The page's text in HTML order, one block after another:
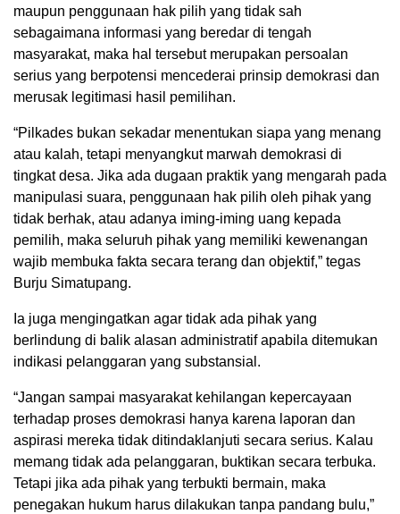
maupun penggunaan hak pilih yang tidak sah
sebagaimana informasi yang beredar di tengah
masyarakat, maka hal tersebut merupakan persoalan
serius yang berpotensi mencederai prinsip demokrasi dan
merusak legitimasi hasil pemilihan.
“Pilkades bukan sekadar menentukan siapa yang menang
atau kalah, tetapi menyangkut marwah demokrasi di
tingkat desa. Jika ada dugaan praktik yang mengarah pada
manipulasi suara, penggunaan hak pilih oleh pihak yang
tidak berhak, atau adanya iming-iming uang kepada
pemilih, maka seluruh pihak yang memiliki kewenangan
wajib membuka fakta secara terang dan objektif,” tegas
Burju Simatupang.
Ia juga mengingatkan agar tidak ada pihak yang
berlindung di balik alasan administratif apabila ditemukan
indikasi pelanggaran yang substansial.
“Jangan sampai masyarakat kehilangan kepercayaan
terhadap proses demokrasi hanya karena laporan dan
aspirasi mereka tidak ditindaklanjuti secara serius. Kalau
memang tidak ada pelanggaran, buktikan secara terbuka.
Tetapi jika ada pihak yang terbukti bermain, maka
penegakan hukum harus dilakukan tanpa pandang bulu,”